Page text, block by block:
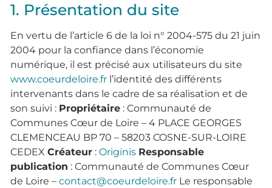
1. Présentation du site
En vertu de l’article 6 de la loi n° 2004-575 du 21 juin
2004 pour la confiance dans l’économie
numérique, il est précisé aux utilisateurs du site
www.coeurdeloire.fr l’identité des différents
intervenants dans le cadre de sa réalisation et de
son suivi : Propriétaire : Communauté de
Communes Cœur de Loire – 4 PLACE GEORGES
CLEMENCEAU BP 70 – 58203 COSNE-SUR-LOIRE
CEDEX Créateur : Originis Responsable
publication : Communauté de Communes Cœur
de Loire – contact@coeurdeloire.fr Le responsable